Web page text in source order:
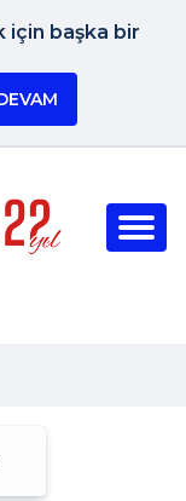
için başka bir